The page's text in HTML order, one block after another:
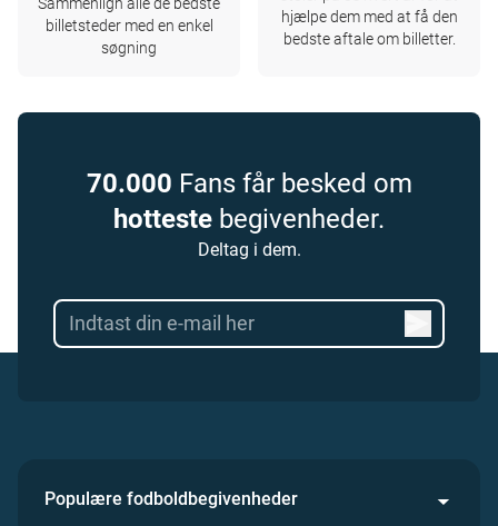
billetsteder med en enkel
søgning
hjælpe dem med at få den
bedste aftale om billetter.
70.000 Fans får besked om
hotteste begivenheder.
Deltag i dem.
Populære fodboldbegivenheder